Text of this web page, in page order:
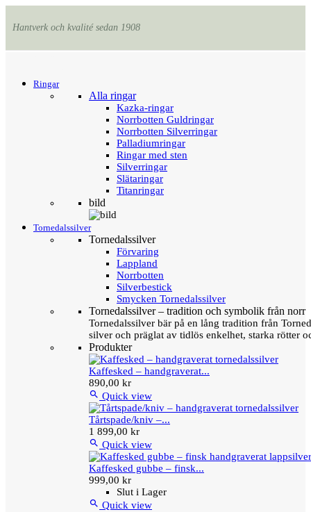
Hantverk och kvalité sedan 1908
Ringar
Alla ringar
Kazka-ringar
Norrbotten Guldringar
Norrbotten Silverringar
Palladiumringar
Ringar med sten
Silverringar
Slätaringar
Titanringar
bild
Tornedalssilver
Tornedalssilver
Förvaring
Lappland
Norrbotten
Silverbestick
Smycken Tornedalssilver
Tornedalssilver – tradition och symbolik från norr
Tornedalssilver bär på en lång tradition från
silver och präglat av tidlös enkelhet, starka rötter
Produkter
Kaffesked – handgraverat...
890,00 kr
 Quick view
Tårtspade/kniv –...
1 899,00 kr
 Quick view
Kaffesked gubbe – finsk...
999,00 kr
Slut i Lager
 Quick view